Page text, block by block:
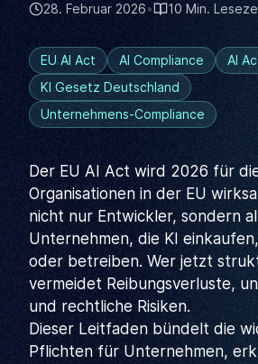
28. Februar 2026• 10 Min.
EU AI Act AI Compliance
AI
KI Gesetz Deutschland
Unternehmens-Compliance
Der EU AI Act wird 2026 für
Organisationen in der EU
nicht nur Entwickler, sondern
Unternehmen, die KI
oder betreiben. Wer jetzt
vermeidet Reibungsverluste,
und rechtliche Risiken.
Dieser Leitfaden bündelt die
Pflichten für Unternehmen,